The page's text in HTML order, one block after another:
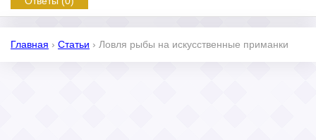
Главная › Статьи › Ловля рыбы на искусственные приманки